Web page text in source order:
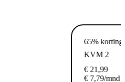
65% korting
KVM 2
€ 21,99
€ 7,79/mnd